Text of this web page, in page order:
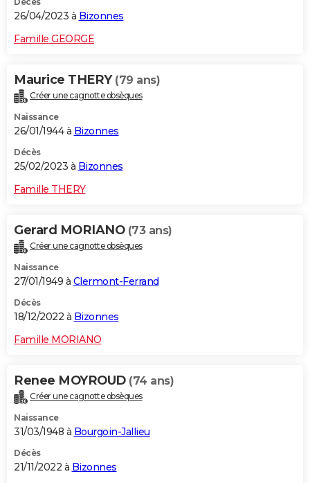
26/04/2023 à Bizonnes
Famille GEORGE
Maurice THERY (79 ans)
Créer une cagnotte obsèques
Naissance
26/01/1944 à Bizonnes
Décès
25/02/2023 à Bizonnes
Famille THERY
Gerard MORIANO (73 ans)
Créer une cagnotte obsèques
Naissance
27/01/1949 à Clermont-Ferrand
Décès
18/12/2022 à Bizonnes
Famille MORIANO
Renee MOYROUD (74 ans)
Créer une cagnotte obsèques
Naissance
31/03/1948 à Bourgoin-Jallieu
Décès
21/11/2022 à Bizonnes